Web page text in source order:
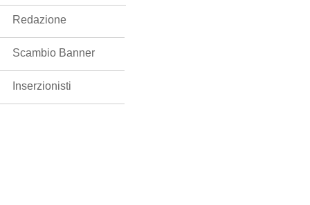
Redazione
Scambio Banner
Inserzionisti